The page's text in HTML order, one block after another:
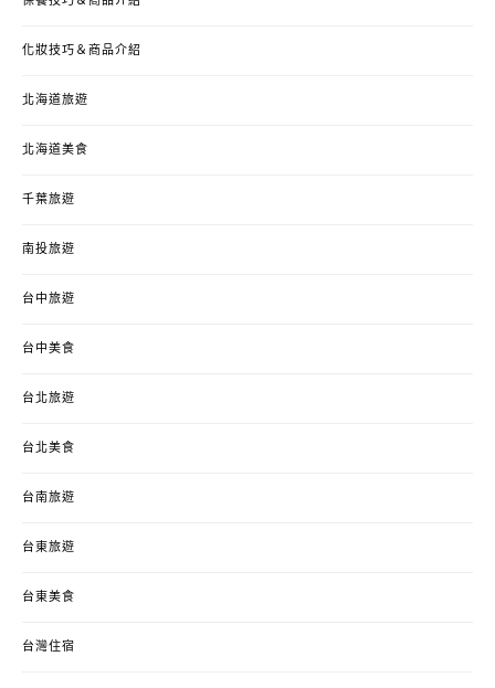
化妝技巧＆商品介紹
北海道旅遊
北海道美食
千葉旅遊
南投旅遊
台中旅遊
台中美食
台北旅遊
台北美食
台南旅遊
台東旅遊
台東美食
台灣住宿